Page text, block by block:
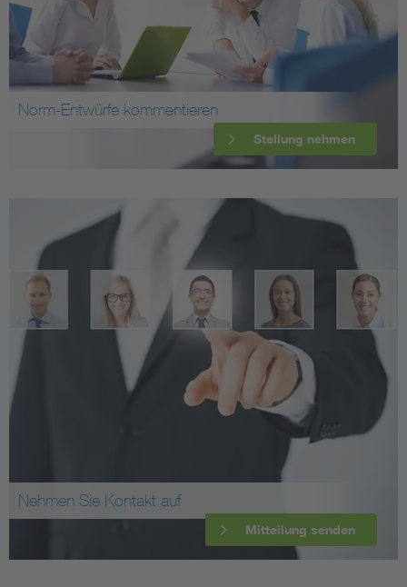
Norm-Entwürfe kommentieren
Stellung nehmen
Nehmen Sie Kontakt auf
Mitteilung senden